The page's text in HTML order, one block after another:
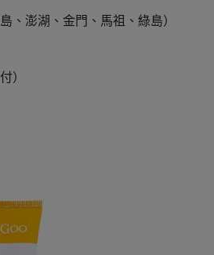
、澎湖、金門、馬祖、綠島）
）